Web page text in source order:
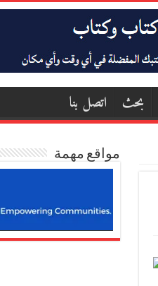
بحث اتصل بنا
مواقع مهمة